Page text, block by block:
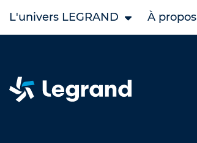
L'univers LEGRAND À propos